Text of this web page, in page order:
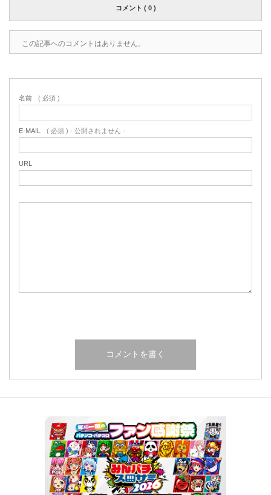
コメント ( 0 )
この記事へのコメントはありません。
名前 ( 必須 )
E-MAIL ( 必須 ) - 公開されません -
URL